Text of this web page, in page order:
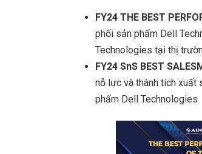
FY24 THE BEST
phối sản phẩm Dell
Technologies tại thị
FY24 SnS BEST
nỗ lực và thành tích xuất
phẩm Dell Technologies